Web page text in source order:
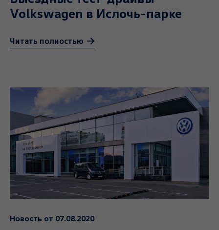
Volkswagen в Ислочь-парке
Читать полностью
Новость от 07.08.2020